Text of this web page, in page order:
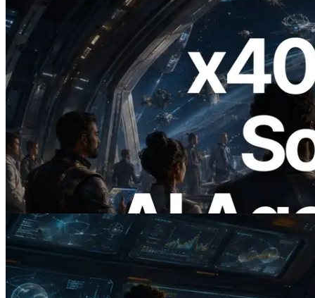
2026.07.04
ERPC Meluncurkan Solana RPC
Berbasis x402 — Era AI Agent
Membayar API yang Dibutuhkan Secara
On Demand
Baca artikel ini